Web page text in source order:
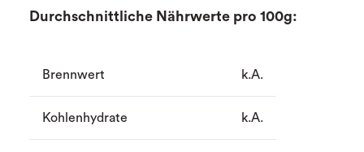
Durchschnittliche Nährwerte pro 100g:
Brennwert k.A.
Kohlenhydrate k.A.